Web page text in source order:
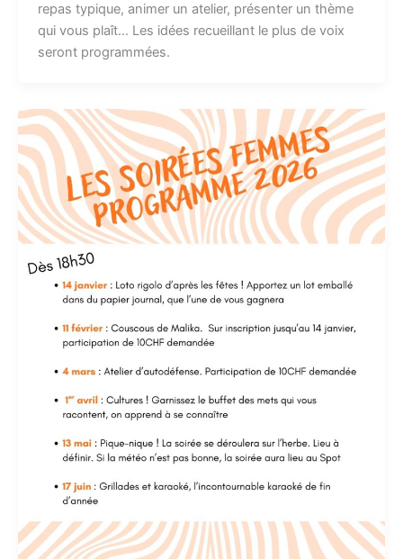
repas typique, animer un atelier, présenter un thème
qui vous plaît… Les idées recueillant le plus de voix
seront programmées.